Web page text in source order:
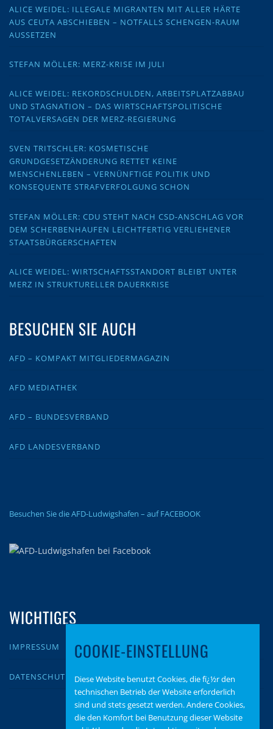
ALICE WEIDEL: ILLEGALE MIGRANTEN MIT ALLER HÄRTE
AUS CEUTA ABSCHIEBEN – NOTFALLS SCHENGEN-RAUM
AUSSETZEN
STEFAN MÖLLER: MERZ-KRISE IM JULI
ALICE WEIDEL: REKORDSCHULDEN, ARBEITSPLATZABBAU
UND STAGNATION – DAS WIRTSCHAFTSPOLITISCHE
TOTALVERSAGEN DER MERZ-REGIERUNG
SVEN TRITSCHLER: KOSMETISCHE
GRUNDGESETZÄNDERUNG RETTET KEINE
MENSCHENLEBEN – VERNÜNFTIGE POLITIK UND
KONSEQUENTE STRAFVERFOLGUNG SCHON
STEFAN MÖLLER: CDU STEHT NACH CSD-ANSCHLAG VOR
DEM SCHERBENHAUFEN LEICHTFERTIG VERLIEHENER
STAATSBÜRGERSCHAFTEN
ALICE WEIDEL: WIRTSCHAFTSSTANDORT BLEIBT UNTER
MERZ IN STRUKTURELLER DAUERKRISE
BESUCHEN SIE AUCH
AFD – KOMPAKT MITGLIEDERMAGAZIN
AFD MEDIATHEK
AFD – BUNDESVERBAND
AFD LANDESVERBAND
Besuchen Sie die AFD-Ludwigshafen – auf FACEBOOK
WICHTIGES
IMPRESSUM
DATENSCHUTZ
COOKIE-EINSTELLUNG
Diese Website benutzt Cookies, die fï¿½r den
technischen Betrieb der Website erforderlich
sind und stets gesetzt werden. Andere Cookies,
die den Komfort bei Benutzung dieser Website